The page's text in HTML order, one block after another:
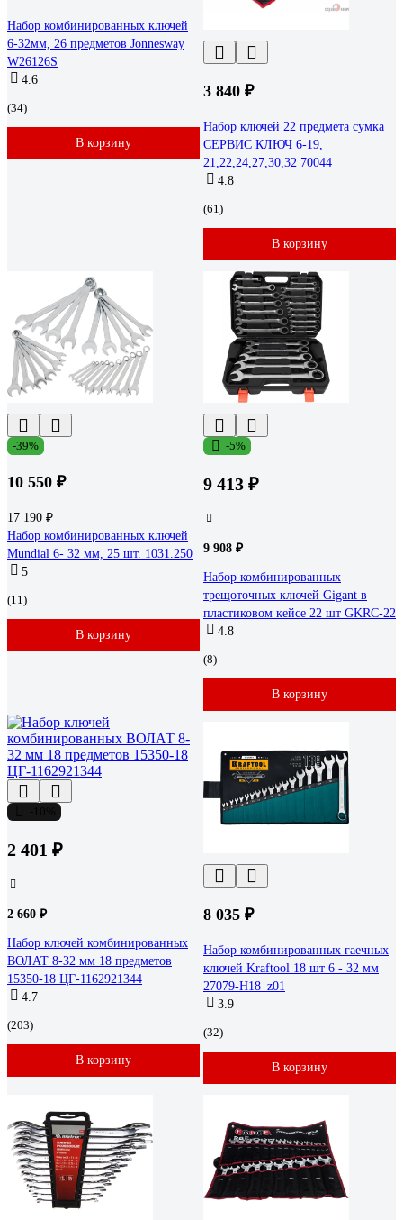
Набор комбинированных ключей
6-32мм, 26 предметов Jonnesway
W26126S
4.6
(34)
В корзину
3 840 ₽
Набор ключей 22 предмета сумка
СЕРВИС КЛЮЧ 6-19,
21,22,24,27,30,32 70044
4.8
(61)
В корзину
-39%
10 550 ₽
17 190 ₽
Набор комбинированных ключей
Mundial 6- 32 мм, 25 шт. 1031.250
5
(11)
В корзину
-5%
9 413 ₽
9 908 ₽
Набор комбинированных
трещоточных ключей Gigant в
пластиковом кейсе 22 шт GKRC-22
4.8
(8)
В корзину
2 401 ₽
2 660 ₽
Набор ключей комбинированных
ВОЛАТ 8-32 мм 18 предметов
15350-18 ЦГ-1162921344
4.7
(203)
В корзину
8 035 ₽
Набор комбинированных гаечных
ключей Kraftool 18 шт 6 - 32 мм
27079-H18_z01
3.9
(32)
В корзину